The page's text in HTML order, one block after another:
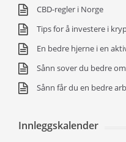
CBD-regler i Norge
Tips for å investere i
En bedre hjerne i en
Sånn sover du bedre
Sånn får du en bedre
Innleggskalender